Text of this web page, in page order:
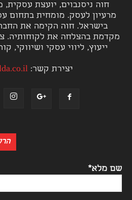
חוה ניסנבוים, יועצת
מרעיון לעסק. מומחית בתחום
מקדמת בהצלחה את לקוחותיה.
ייעוץ, ליווי עסקי ושיווקי,
יצירת קשר:
שם מלא*